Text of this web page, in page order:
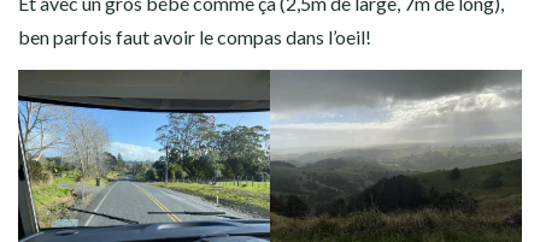
ben parfois faut avoir le compas dans l’oeil!